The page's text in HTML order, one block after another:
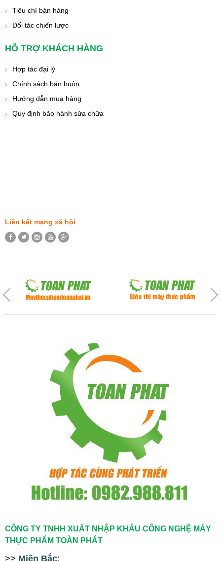
Tiêu chí bán hàng
Đối tác chiến lược
HỖ TRỢ KHÁCH HÀNG
Hợp tác đại lý
Chính sách bán buôn
Hướng dẫn mua hàng
Quy định bảo hành sửa chữa
Liên kết mạng xã hội
CÔNG TY TNHH XUẤT NHẬP KHẨU CÔNG NGHỆ MÁY
THỰC PHẨM TOÀN PHÁT
>> Miền Bắc: